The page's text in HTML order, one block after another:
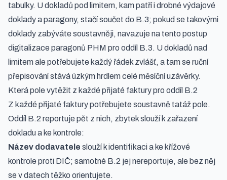
tabulky. U dokladů pod limitem, kam patří i drobné výdajové
doklady a paragony, stačí součet do B.3; pokud se takovými
doklady zabýváte soustavněji, navazuje na tento postup
digitalizace paragonů PHM pro oddíl B.3. U dokladů nad
limitem ale potřebujete každý řádek zvlášť, a tam se ruční
přepisování stává úzkým hrdlem celé měsíční uzávěrky.
Která pole vytěžit z každé přijaté faktury pro oddíl B.2
Z každé přijaté faktury potřebujete soustavně tatáž pole.
Oddíl B.2 reportuje pět z nich, zbytek slouží k zařazení
dokladu a ke kontrole:
Název dodavatele slouží k identifikaci a ke křížové
kontrole proti DIČ; samotné B.2 jej nereportuje, ale bez něj
se v datech těžko orientujete.